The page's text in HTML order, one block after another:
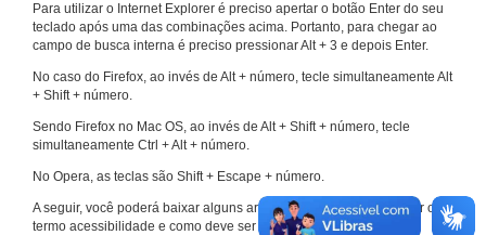
Para utilizar o Internet Explorer é preciso apertar o botão Enter do seu
teclado após uma das combinações acima. Portanto, para chegar ao
campo de busca interna é preciso pressionar Alt + 3 e depois Enter.
No caso do Firefox, ao invés de Alt + número, tecle simultaneamente Alt
+ Shift + número.
Sendo Firefox no Mac OS, ao invés de Alt + Shift + número, tecle
simultaneamente Ctrl + Alt + número.
No Opera, as teclas são Shift + Escape + número.
A seguir, você poderá baixar alguns arquivos que explicam melhor o
termo acessibilidade e como deve ser implementado nos sites da